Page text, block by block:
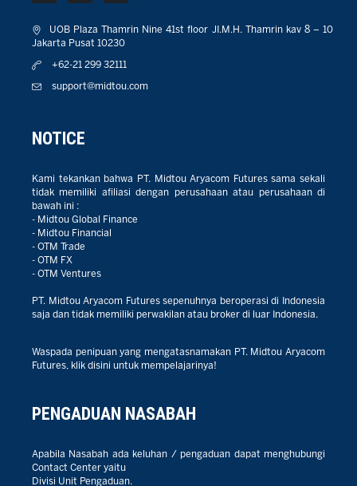
UOB Plaza Thamrin Nine 41st floor JI.M.H. Thamrin kav 8 – 10
Jakarta Pusat 10230
+62-21 299 32111
support@midtou.com
NOTICE
Kami tekankan bahwa PT. Midtou Aryacom Futures sama sekali
tidak memiliki afiliasi dengan perusahaan atau perusahaan di
bawah ini :
- Midtou Global Finance
- Midtou Financial
- OTM Trade
- OTM FX
- OTM Ventures
PT. Midtou Aryacom Futures sepenuhnya beroperasi di Indonesia
saja dan tidak memiliki perwakilan atau broker di luar Indonesia.
Waspada penipuan yang mengatasnamakan PT. Midtou Aryacom
Futures, klik disini untuk mempelajarinya!
PENGADUAN NASABAH
Apabila Nasabah ada keluhan / pengaduan dapat menghubungi
Contact Center yaitu
Divisi Unit Pengaduan.